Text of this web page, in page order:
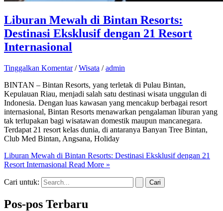
Liburan Mewah di Bintan Resorts:
Destinasi Eksklusif dengan 21 Resort
Internasional
Tinggalkan Komentar /Wisata /admin
BINTAN – Bintan Resorts, yang terletak di Pulau Bintan,
Kepulauan Riau, menjadi salah satu destinasi wisata unggulan di
Indonesia. Dengan luas kawasan yang mencakup berbagai resort
internasional, Bintan Resorts menawarkan pengalaman liburan yang
tak terlupakan bagi wisatawan domestik maupun mancanegara.
Terdapat 21 resort kelas dunia, di antaranya Banyan Tree Bintan,
Club Med Bintan, Angsana, Holiday
Liburan Mewah di Bintan Resorts: Destinasi Eksklusif dengan 21
Resort Internasional Read More »
Cari untuk:
Pos-pos Terbaru